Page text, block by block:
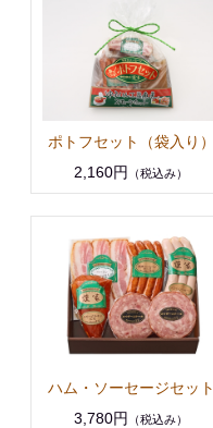
ポトフセット（袋入り）
2,160円
（税込み）
ハム・ソーセージセット
3,780円
（税込み）